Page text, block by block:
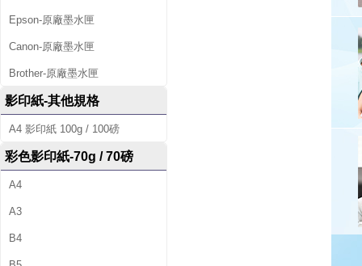
Epson-原廠墨水匣
Canon-原廠墨水匣
Brother-原廠墨水匣
影印紙-其他規格
A4 影印紙 100g / 100磅
彩色影印紙-70g / 70磅
A4
A3
B4